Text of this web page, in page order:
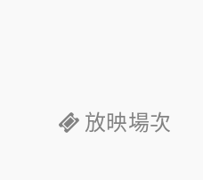
放映場次